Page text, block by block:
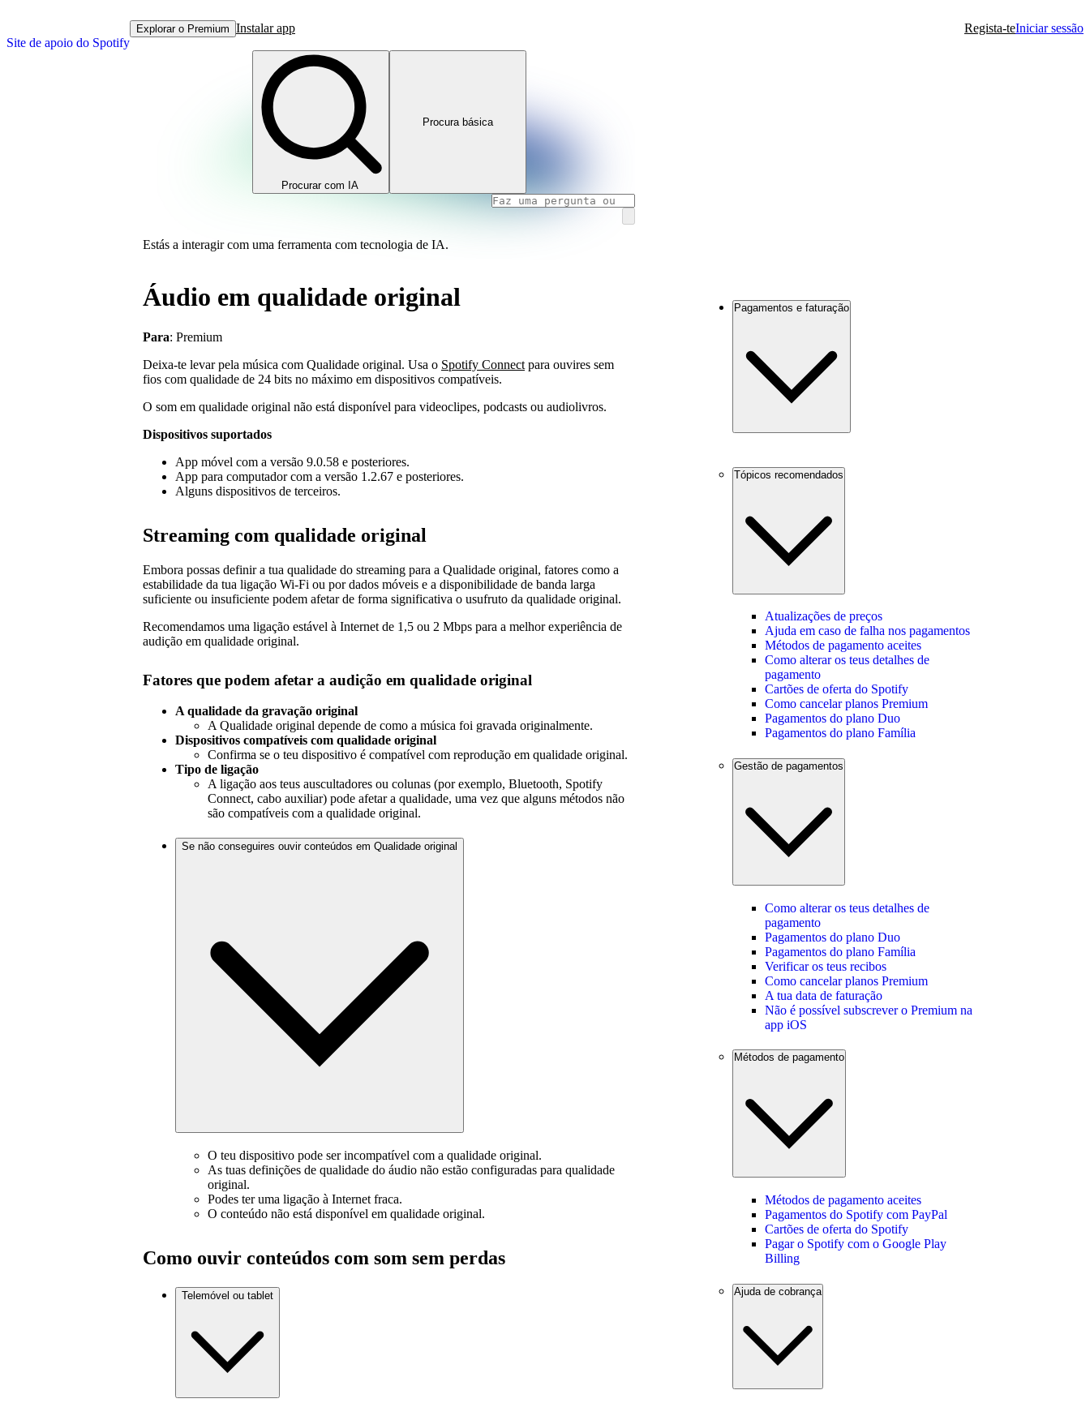
Site de apoio do Spotify
Explorar o Premium Instalar app Regista-teIniciar sessão
Procurar com IA
Procura básica
Estás a interagir com uma ferramenta com tecnologia de IA.
Áudio em qualidade original
Para: Premium
Deixa-te levar pela música com Qualidade original. Usa o Spotify Connect para ouvires sem
fios com qualidade de 24 bits no máximo em dispositivos compatíveis.
O som em qualidade original não está disponível para videoclipes, podcasts ou audiolivros.
Dispositivos suportados
App móvel com a versão 9.0.58 e posteriores.
App para computador com a versão 1.2.67 e posteriores.
Alguns dispositivos de terceiros.
Streaming com qualidade original
Embora possas definir a tua qualidade do streaming para a Qualidade original, fatores como a
estabilidade da tua ligação Wi-Fi ou por dados móveis e a disponibilidade de banda larga
suficiente ou insuficiente podem afetar de forma significativa o usufruto da qualidade original.
Recomendamos uma ligação estável à Internet de 1,5 ou 2 Mbps para a melhor experiência de
audição em qualidade original.
Fatores que podem afetar a audição em qualidade original
A qualidade da gravação original
A Qualidade original depende de como a música foi gravada originalmente.
Dispositivos compatíveis com qualidade original
Confirma se o teu dispositivo é compatível com reprodução em qualidade original.
Tipo de ligação
A ligação aos teus auscultadores ou colunas (por exemplo, Bluetooth, Spotify
Connect, cabo auxiliar) pode afetar a qualidade, uma vez que alguns métodos não
são compatíveis com a qualidade original.
Se não conseguires ouvir conteúdos em Qualidade original
O teu dispositivo pode ser incompatível com a qualidade original.
As tuas definições de qualidade do áudio não estão configuradas para qualidade
original.
Podes ter uma ligação à Internet fraca.
O conteúdo não está disponível em qualidade original.
Como ouvir conteúdos com som sem perdas
Telemóvel ou tablet
Pagamentos e faturação
Tópicos recomendados
Atualizações de preços
Ajuda em caso de falha nos pagamentos
Métodos de pagamento aceites
Como alterar os teus detalhes de
pagamento
Cartões de oferta do Spotify
Como cancelar planos Premium
Pagamentos do plano Duo
Pagamentos do plano Família
Gestão de pagamentos
Como alterar os teus detalhes de
pagamento
Pagamentos do plano Duo
Pagamentos do plano Família
Verificar os teus recibos
Como cancelar planos Premium
A tua data de faturação
Não é possível subscrever o Premium na
app iOS
Métodos de pagamento
Métodos de pagamento aceites
Pagamentos do Spotify com PayPal
Cartões de oferta do Spotify
Pagar o Spotify com o Google Play
Billing
Ajuda de cobrança